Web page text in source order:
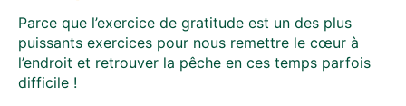
Parce que l’exercice de gratitude est un des plus
puissants exercices pour nous remettre le cœur à
l’endroit et retrouver la pêche en ces temps parfois
difficile !